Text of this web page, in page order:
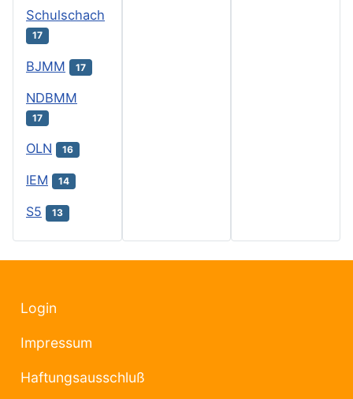
Schulschach
17
BJMM 17
NDBMM
17
OLN 16
IEM 14
S5 13
Login
Impressum
Haftungsausschluß